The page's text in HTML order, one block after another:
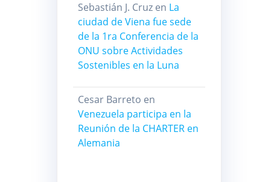
Sebastián J. Cruzen La
ciudad de Viena fue sede
de la 1ra Conferencia de la
ONU sobre Actividades
Sostenibles en la Luna
Cesar Barreto en
Venezuela participa en la
Reunión de la CHARTER en
Alemania